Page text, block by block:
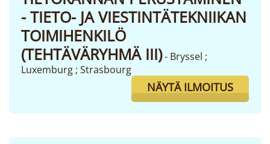
- TIETO- JA VIESTINTÄTEKNIIKAN
TOIMIHENKILÖ
(TEHTÄVÄRYHMÄ III)- Bryssel ;
Luxemburg ; Strasbourg
NÄYTÄ ILMOITUS